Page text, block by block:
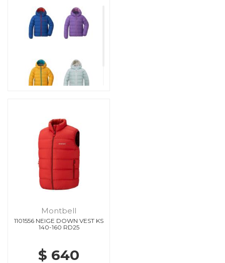
Montbell
1101556 NEIGE DOWN VEST KS
140-160 RD25
$ 640